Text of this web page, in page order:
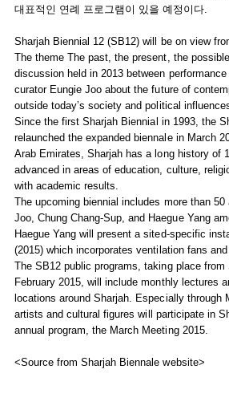
대표적인 연례 프로그램이 있을 예정이다.
Sharjah Biennial 12 (SB12) will be on view
The theme The past, the present, the
discussion held in 2013 between
curator Eungie Joo about the future of
outside today’s society and political
Since the first Sharjah Biennial in 1993, the
relaunched the expanded biennale in March
Arab Emirates, Sharjah has a long history of
advanced in areas of education, culture,
with academic results.
The upcoming biennial includes more than
Joo, Chung Chang-Sup, and Haegue Yang
Haegue Yang will present a sited-specific
(2015) which incorporates ventilation fans
The SB12 public programs, taking place from
February 2015, will include monthly lectures
locations around Sharjah. Especially through
artists and cultural figures will participate in
annual program, the March Meeting 2015.
<Source from Sharjah Biennale website>